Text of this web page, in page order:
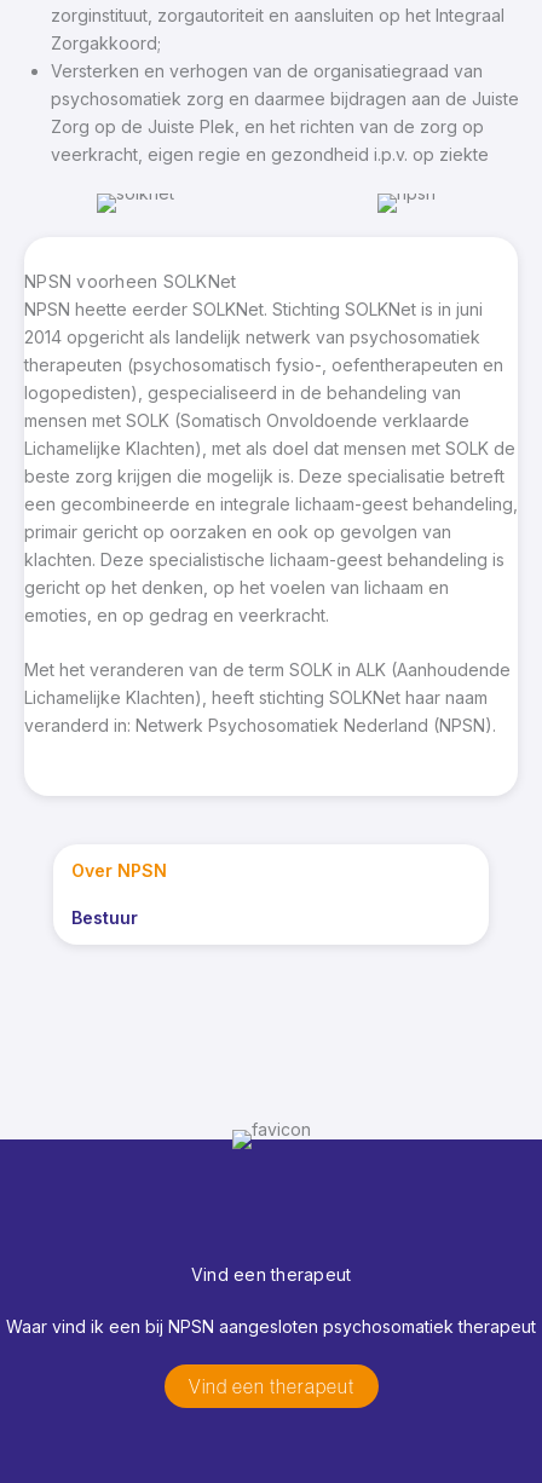
Over NPSN
Bestuur
zorginstituut, zorgautoriteit en aansluiten op het Integraal
Zorgakkoord;
Versterken en verhogen van de organisatiegraad van
psychosomatiek zorg en daarmee bijdragen aan de Juiste
Zorg op de Juiste Plek, en het richten van de zorg op
veerkracht, eigen regie en gezondheid i.p.v. op ziekte
NPSN voorheen SOLKNet
NPSN heette eerder SOLKNet. Stichting SOLKNet is in juni
2014 opgericht als landelijk netwerk van psychosomatiek
therapeuten (psychosomatisch fysio-, oefentherapeuten en
logopedisten), gespecialiseerd in de behandeling van
mensen met SOLK (Somatisch Onvoldoende verklaarde
Lichamelijke Klachten), met als doel dat mensen met SOLK de
beste zorg krijgen die mogelijk is. Deze specialisatie betreft
een gecombineerde en integrale lichaam-geest behandeling,
primair gericht op oorzaken en ook op gevolgen van
klachten. Deze specialistische lichaam-geest behandeling is
gericht op het denken, op het voelen van lichaam en
emoties, en op gedrag en veerkracht.
Met het veranderen van de term SOLK in ALK (Aanhoudende
Lichamelijke Klachten), heeft stichting SOLKNet haar naam
veranderd in: Netwerk Psychosomatiek Nederland (NPSN).
Vind een therapeut
Waar vind ik een bij NPSN aangesloten psychosomatiek therapeut
Vind een therapeut